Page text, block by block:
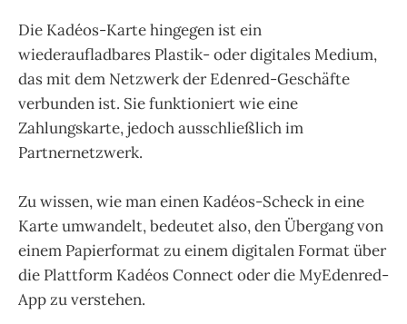
Die Kadéos-Karte hingegen ist ein
wiederaufladbares Plastik- oder digitales Medium,
das mit dem Netzwerk der Edenred-Geschäfte
verbunden ist. Sie funktioniert wie eine
Zahlungskarte, jedoch ausschließlich im
Partnernetzwerk.
Zu wissen, wie man einen Kadéos-Scheck in eine
Karte umwandelt, bedeutet also, den Übergang von
einem Papierformat zu einem digitalen Format über
die Plattform Kadéos Connect oder die MyEdenred-
App zu verstehen.